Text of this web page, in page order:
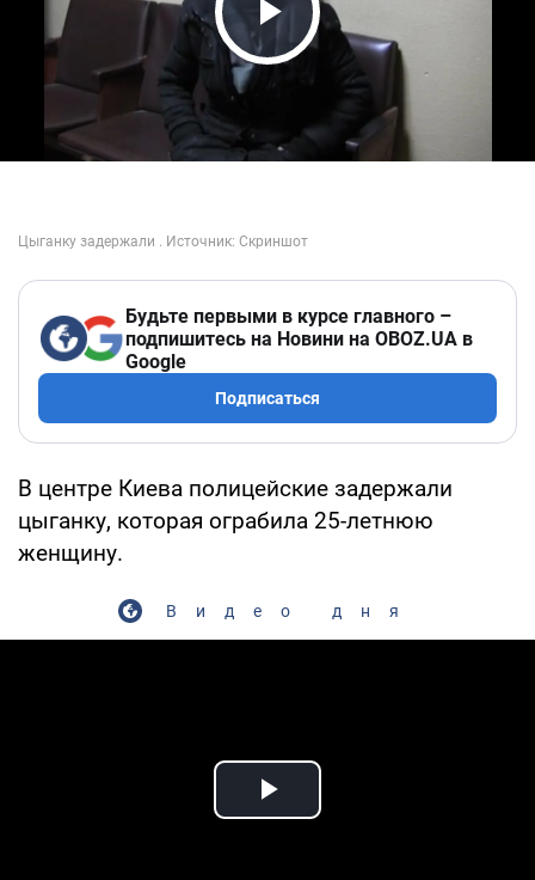
Play Video
Будьте первыми в курсе главного –
подпишитесь на Новини на OBOZ.UA в
Google
Подписаться
В центре Киева полицейские задержали
цыганку, которая ограбила 25-летнюю
женщину.
Видео дня
Play Video